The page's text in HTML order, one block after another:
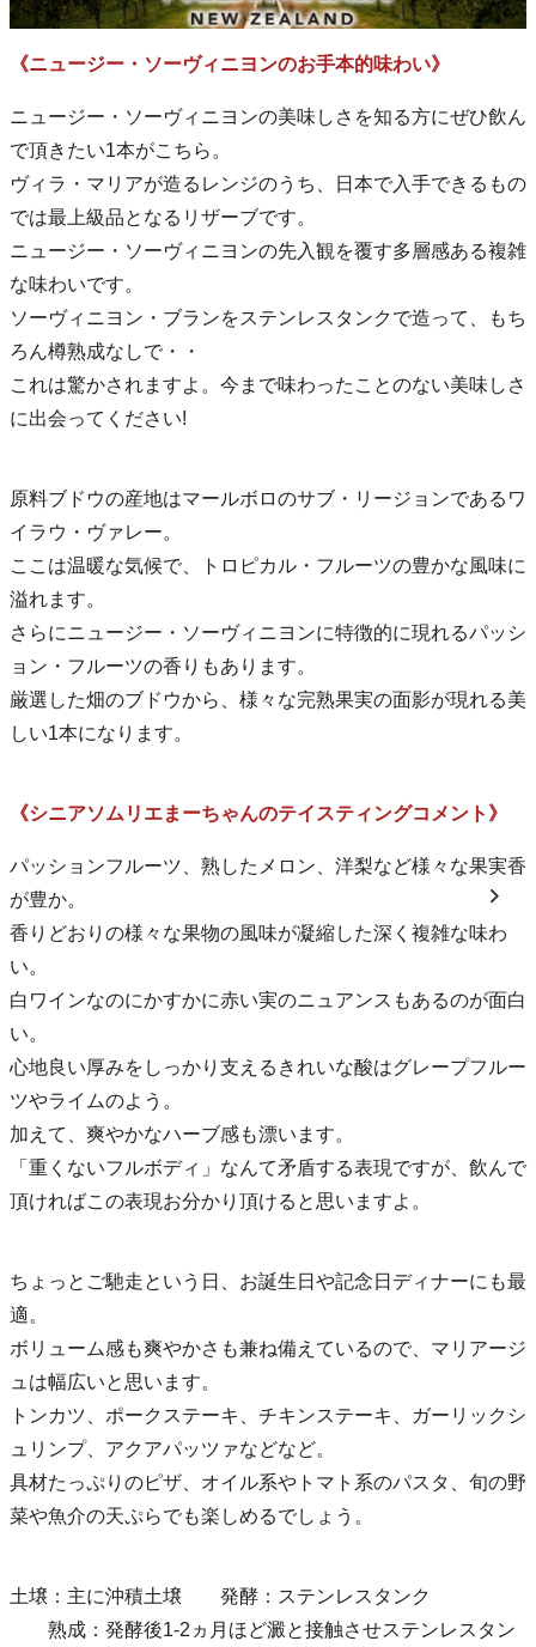
《ニュージー・ソーヴィニヨンのお手本的味わい》
ニュージー・ソーヴィニヨンの美味しさを知る方にぜひ飲ん
で頂きたい1本がこちら。
ヴィラ・マリアが造るレンジのうち、日本で入手できるもの
では最上級品となるリザーブです。
ニュージー・ソーヴィニヨンの先入観を覆す多層感ある複雑
な味わいです。
ソーヴィニヨン・ブランをステンレスタンクで造って、もち
ろん樽熟成なしで・・
これは驚かされますよ。今まで味わったことのない美味しさ
に出会ってください!
原料ブドウの産地はマールボロのサブ・リージョンであるワ
イラウ・ヴァレー。
ここは温暖な気候で、トロピカル・フルーツの豊かな風味に
溢れます。
さらにニュージー・ソーヴィニヨンに特徴的に現れるパッシ
ョン・フルーツの香りもあります。
厳選した畑のブドウから、様々な完熟果実の面影が現れる美
しい1本になります。
《シニアソムリエまーちゃんのテイスティングコメント》
パッションフルーツ、熟したメロン、洋梨など様々な果実香
が豊か。
香りどおりの様々な果物の風味が凝縮した深く複雑な味わ
い。
白ワインなのにかすかに赤い実のニュアンスもあるのが面白
い。
心地良い厚みをしっかり支えるきれいな酸はグレープフルー
ツやライムのよう。
加えて、爽やかなハーブ感も漂います。
「重くないフルボディ」なんて矛盾する表現ですが、飲んで
頂ければこの表現お分かり頂けると思いますよ。
ちょっとご馳走という日、お誕生日や記念日ディナーにも最
適。
ボリューム感も爽やかさも兼ね備えているので、マリアージ
ュは幅広いと思います。
トンカツ、ポークステーキ、チキンステーキ、ガーリックシ
ュリンプ、アクアパッツァなどなど。
具材たっぷりのピザ、オイル系やトマト系のパスタ、旬の野
菜や魚介の天ぷらでも楽しめるでしょう。
土壌：主に沖積土壌 発酵：ステンレスタンク
熟成：発酵後1-2ヵ月ほど澱と接触させステンレスタン